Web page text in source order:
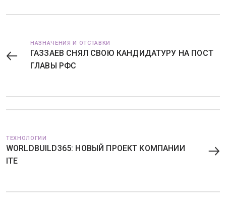
НАЗНАЧЕНИЯ И ОТСТАВКИ
ГАЗЗАЕВ СНЯЛ СВОЮ КАНДИДАТУРУ НА ПОСТ
ГЛАВЫ РФС
ТЕХНОЛОГИИ
WORLDBUILD365: НОВЫЙ ПРОЕКТ КОМПАНИИ
ITE